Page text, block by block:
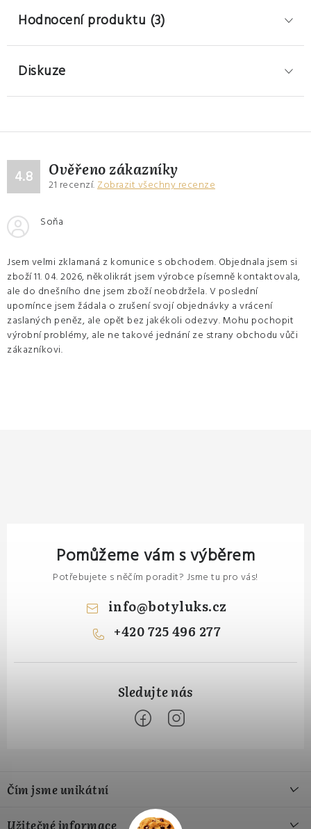
Hodnocení produktu (3)
Diskuze
4.8 Ověřeno zákazníky
21 recenzí. Zobrazit všechny recenze
Soňa
Jsem velmi zklamaná z komunice s obchodem. Objednala jsem si
zboží 11. 04. 2026, několikrát jsem výrobce písemně kontaktovala,
ale do dnešního dne jsem zboží neobdržela. V poslední
upomínce jsem žádala o zrušení svojí objednávky a vrácení
zaslaných peněz, ale opět bez jakékoli odezvy. Mohu pochopit
výrobní problémy, ale ne takové jednání ze strany obchodu vůči
zákazníkovi.
Pomůžeme vám s výběrem
Potřebujete s něčím poradit? Jsme tu pro vás!
info@botyluks.cz
+420 725 496 277
p
a
Čím jsme unikátní
Užitečné informace